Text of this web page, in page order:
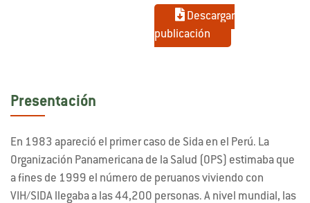
Descargar
publicación
Presentación
En 1983 apareció el primer caso de Sida en el Perú. La
Organización Panamericana de la Salud (OPS) estimaba que
a fines de 1999 el número de peruanos viviendo con
VIH/SIDA llegaba a las 44,200 personas. A nivel mundial, las